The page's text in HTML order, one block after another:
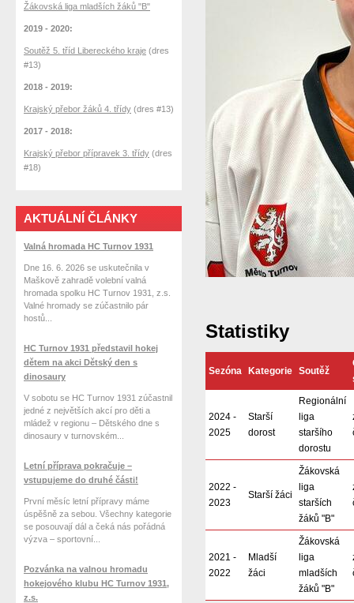
Statistiky
Sezóna Kategorie Soutěž
2024 -
2025
Starší
dorost
Regionální
liga
staršího
dorostu
2022 -
2023
Starší žáci
Žákovská
liga
starších
žáků "B"
2021 -
2022
Mladší
žáci
Žákovská
liga
mladších
žáků "B"
Žákovská liga mladších žáků "B"
2019 - 2020:
Soutěž 5. tříd Libereckého kraje (dres
#13)
2018 - 2019:
Krajský přebor žáků 4. třídy (dres #13)
2017 - 2018:
Krajský přebor přípravek 3. třídy (dres
#18)
AKTUÁLNÍ ČLÁNKY
Valná hromada HC Turnov 1931
Dne 16. 6. 2026 se uskutečnila v
Maškově zahradě volební valná
hromada spolku HC Turnov 1931, z.s.
Valné hromady se zúčastnilo pár
hostů...
HC Turnov 1931 představil hokej
dětem na akci Dětský den s
dinosaury
V sobotu se HC Turnov 1931 zúčastnil
jedné z největších akcí pro děti a
mládež v regionu – Dětského dne s
dinosaury v turnovském...
Letní příprava pokračuje –
vstupujeme do druhé části!
První měsíc letní přípravy máme
úspěšně za sebou. Všechny kategorie
se posouvají dál a čeká nás pořádná
výzva – sportovní...
Pozvánka na valnou hromadu
hokejového klubu HC Turnov 1931,
z.s.